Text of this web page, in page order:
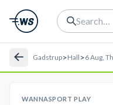
Gadstrup>Hall >6 Aug,
WANNASPORT PLAY